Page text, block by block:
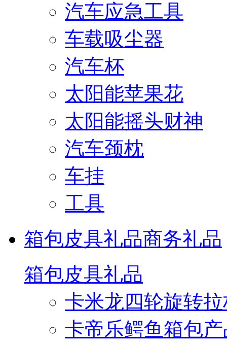
汽车应急工具
车载吸尘器
汽车杯
太阳能苹果花
太阳能摇头财神
汽车颈枕
车挂
工具
箱包皮具礼品商务礼品
箱包皮具礼品
卡米龙四轮旋转
卡帝乐鳄鱼箱包